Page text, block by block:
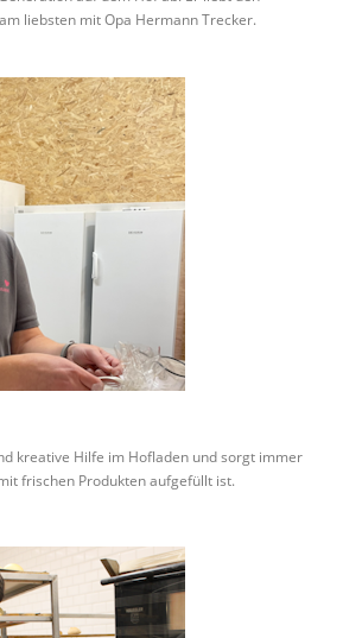
liebsten mit Opa Hermann Trecker.
kreative Hilfe im Hofladen und sorgt immer
frischen Produkten aufgefüllt ist.